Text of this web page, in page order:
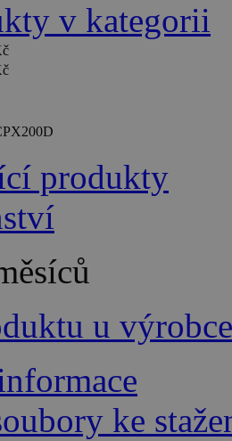
v kategorii
produkty
u výrobce
ke